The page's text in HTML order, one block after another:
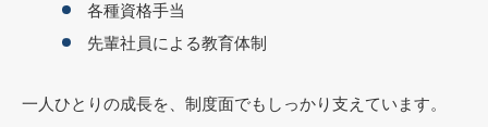
各種資格手当
先輩社員による教育体制
一人ひとりの成長を、制度面でもしっかり支えています。